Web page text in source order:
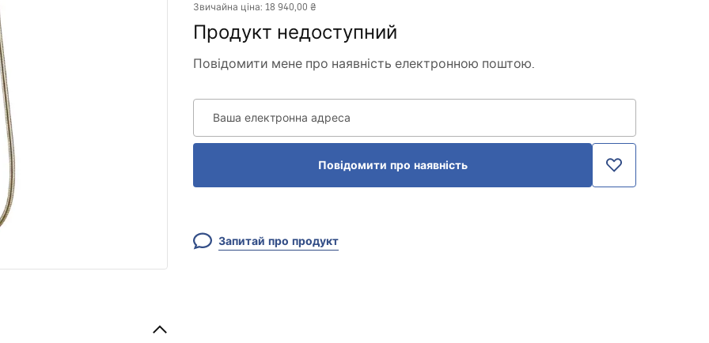
Звичайна ціна: 18 940,00 ₴
Продукт недоступний
Повідомити мене про наявність електронною поштою.
Ваша електронна адреса
Повідомити про наявність
Запитай про продукт